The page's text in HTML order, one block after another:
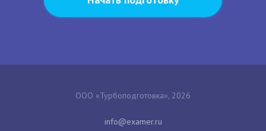
ООО «Турбоподготовка», 2026